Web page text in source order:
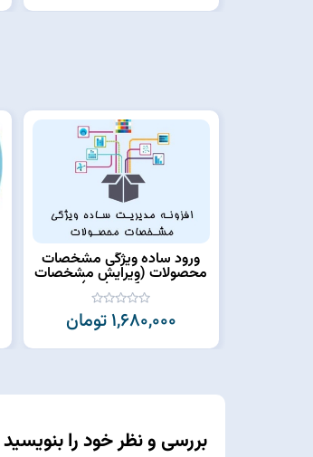
ورود ساده ویژگی مشخصات
محصولات (ویرایش مشخصات
در یک صفحه)
1,680,000 تومان
بررسی و نظر خود را بنویسید